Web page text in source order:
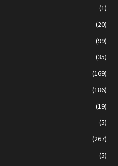
(1)
(20)
(99)
(35)
(169)
(186)
(19)
(5)
(267)
(5)